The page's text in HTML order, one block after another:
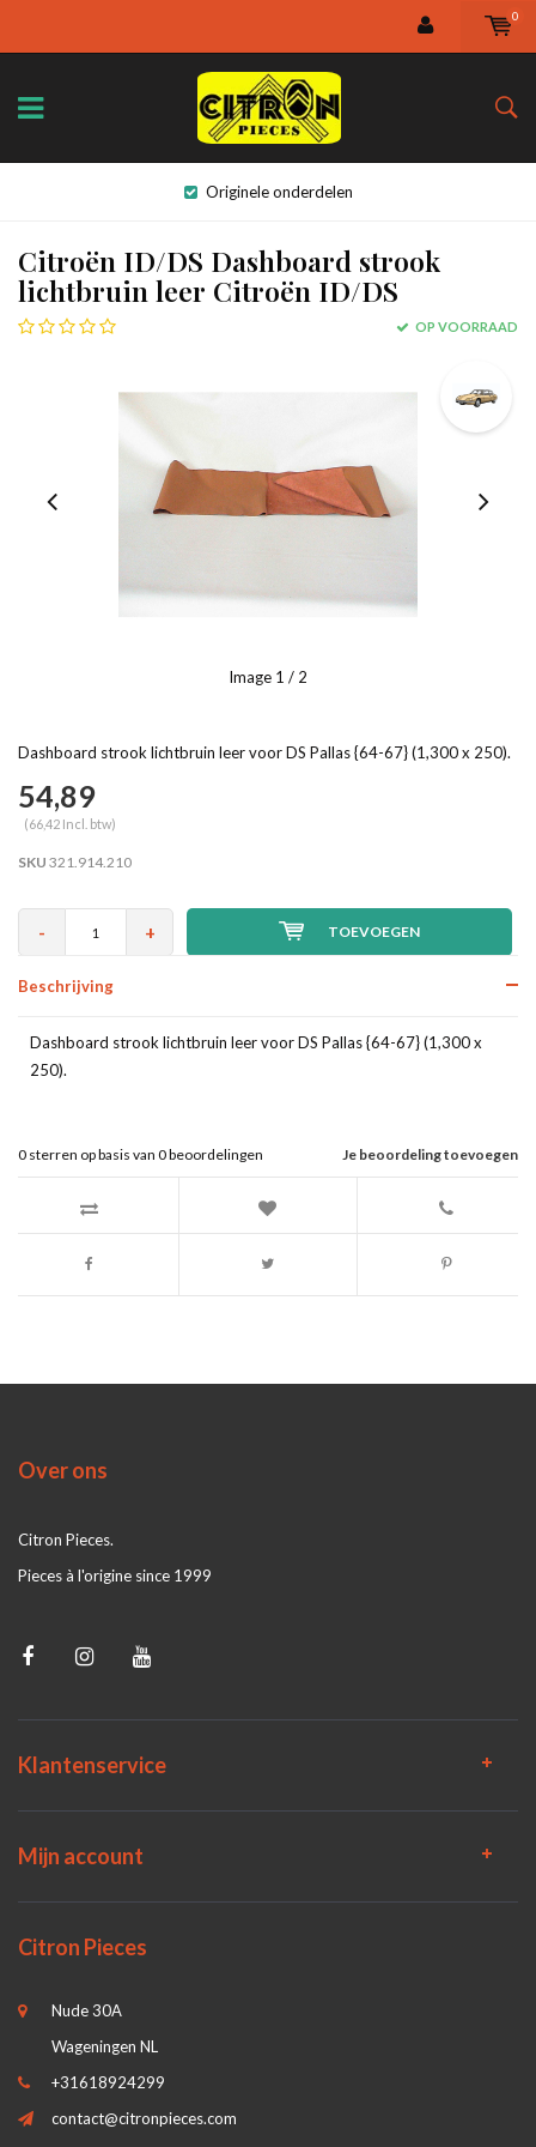
0
Originele onderdelen
Citroën ID/DS Dashboard strook
lichtbruin leer Citroën ID/DS
OP VOORRAAD
Image 1 / 2
Dashboard strook lichtbruin leer voor DS Pallas {64-67} (1,300 x 250).
54,89
(66,42 Incl. btw)
SKU 321.914.210
- + TOEVOEGEN
Beschrijving
Dashboard strook lichtbruin leer voor DS Pallas {64-67} (1,300 x
250).
Je beoordeling toevoegen
0 sterren op basis van 0beoordelingen
Over ons
Citron Pieces.
Pieces à l'origine since 1999
Klantenservice
Mijn account
Citron Pieces
Nude 30A
Wageningen NL
+31618924299
contact@citronpieces.com